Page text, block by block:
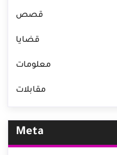
قصص
قضايا
معلومات
مقابلات
Meta